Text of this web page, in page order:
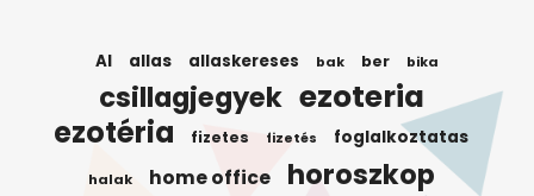
AI allas allaskereses bak ber bika
csillagjegyek ezoteria
ezotéria fizetes fizetés foglalkoztatas
halak home office horoszkop